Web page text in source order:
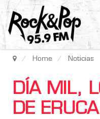
Home Noticias
DÍA MIL,
DE ERUCA